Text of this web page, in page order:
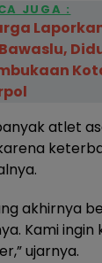
JUGA :
atlet
akhirnya
Kami
ujarnya.